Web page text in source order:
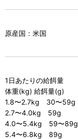
原産国：米国
1日あたりの給餌量
体重(kg) 給餌量(g)
1.8〜2.7kg 30〜59g
2.7〜4.0kg 59g
4.0〜5.4kg 59〜89g
5.4〜6.8kg 89g